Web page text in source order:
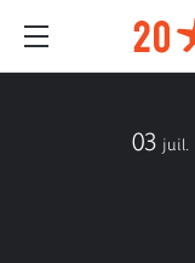
03 juil.